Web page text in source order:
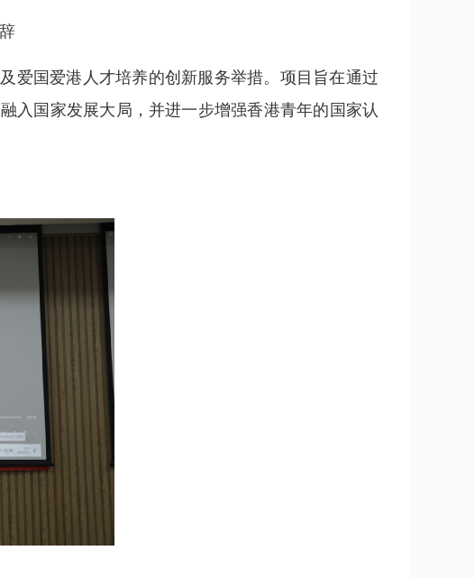
国爱港人才培养的创新服务举措。项目旨在通过
入国家发展大局，并进一步增强香港青年的国家认